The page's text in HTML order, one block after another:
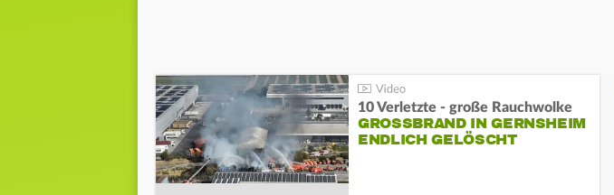
10 Verletzte - große Rauchwolke
GROSSBRAND IN GERNSHEIM E
NDLICH GELÖSCHT